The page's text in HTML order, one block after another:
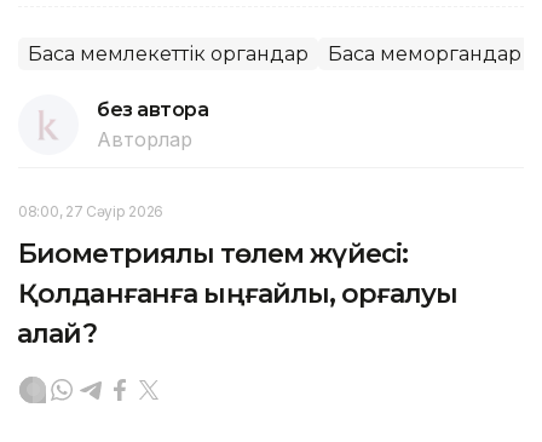
Басқа мемлекеттік органдар Басқа меморгандар
без автора
Авторлар
08:00, 27 Сәуір 2026
Биометриялық төлем жүйесі:
Қолданғанға ыңғайлы, қорғалуы
қалай?